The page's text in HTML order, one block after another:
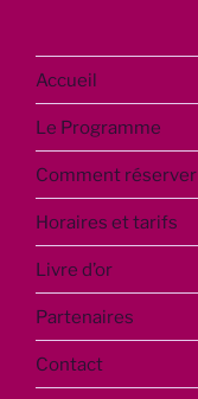
Accueil
Le Programme
Comment réserver
Horaires et tarifs
Livre d’or
Partenaires
Contact